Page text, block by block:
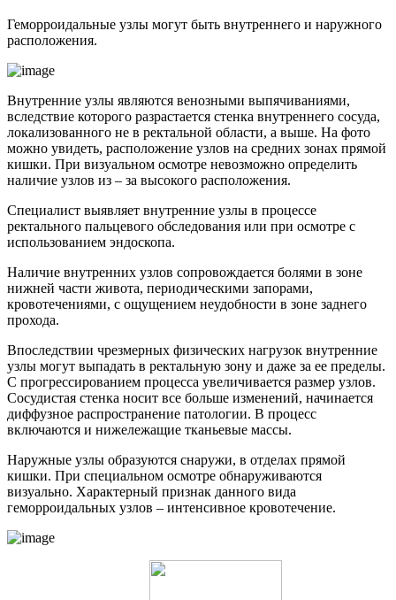
Геморроидальные узлы могут быть внутреннего и наружного
расположения.
Внутренние узлы являются венозными выпячиваниями,
вследствие которого разрастается стенка внутреннего сосуда,
локализованного не в ректальной области, а выше. На фото
можно увидеть, расположение узлов на средних зонах прямой
кишки. При визуальном осмотре невозможно определить
наличие узлов из – за высокого расположения.
Специалист выявляет внутренние узлы в процессе
ректального пальцевого обследования или при осмотре с
использованием эндоскопа.
Наличие внутренних узлов сопровождается болями в зоне
нижней части живота, периодическими запорами,
кровотечениями, с ощущением неудобности в зоне заднего
прохода.
Впоследствии чрезмерных физических нагрузок внутренние
узлы могут выпадать в ректальную зону и даже за ее пределы.
С прогрессированием процесса увеличивается размер узлов.
Сосудистая стенка носит все больше изменений, начинается
диффузное распространение патологии. В процесс
включаются и нижележащие тканьевые массы.
Наружные узлы образуются снаружи, в отделах прямой
кишки. При специальном осмотре обнаруживаются
визуально. Характерный признак данного вида
геморроидальных узлов – интенсивное кровотечение.